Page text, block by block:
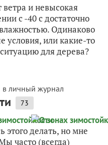
и невысокая
с -40 с достаточно
Одинаково
условия, или какие-то
для дерева?
в личный журнал
73
этого делать, но мне
часто (всегда)